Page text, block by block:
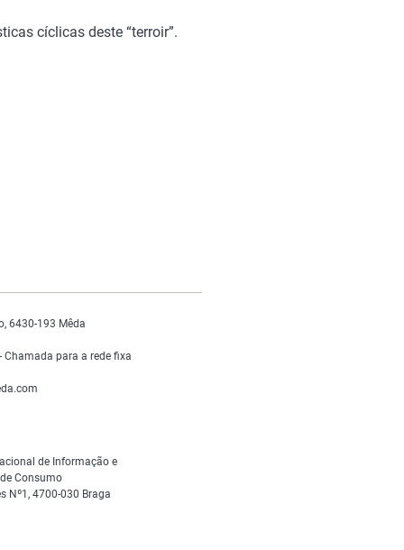
cíclicas deste “terroir”.
6430-193 Mêda
para a rede fixa
de Informação e
Consumo
Nº1, 4700-030 Braga